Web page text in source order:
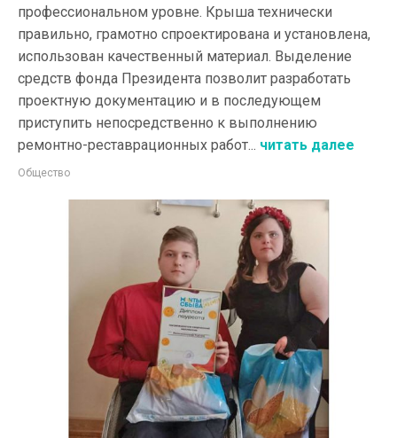
профессиональном уровне. Крыша технически
правильно, грамотно спроектирована и установлена,
использован качественный материал. Выделение
средств фонда Президента позволит разработать
проектную документацию и в последующем
приступить непосредственно к выполнению
ремонтно-реставрационных работ... читать далее
Общество